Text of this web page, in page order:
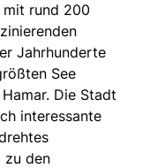
mit rund 200
Jahrhunderte
See
Die Stadt
interessante
zu den